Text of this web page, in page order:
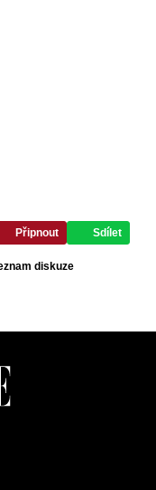
Připnout Sdílet